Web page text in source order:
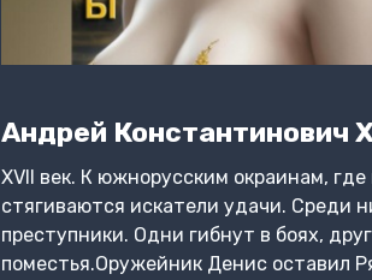
Андрей Константинович
XVII век. К южнорусским окраинам,
стягиваются искатели удачи. Среди
преступники. Одни гибнут в боях,
поместья.Оружейник Денис оставил